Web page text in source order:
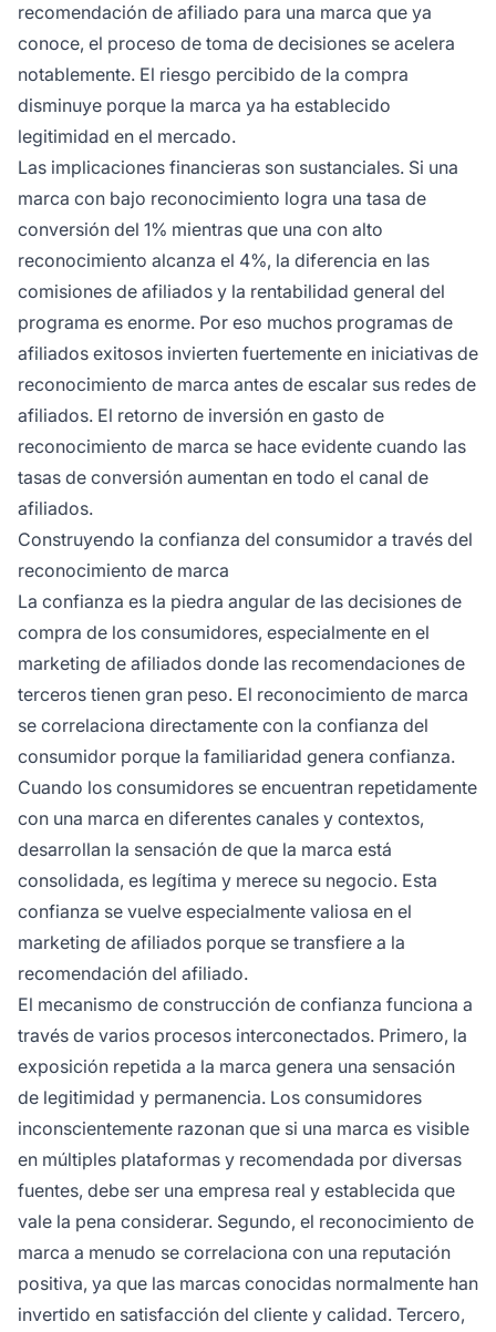
recomendación de afiliado para una marca que ya
conoce, el proceso de toma de decisiones se acelera
notablemente. El riesgo percibido de la compra
disminuye porque la marca ya ha establecido
legitimidad en el mercado.
Las implicaciones financieras son sustanciales. Si una
marca con bajo reconocimiento logra una tasa de
conversión del 1% mientras que una con alto
reconocimiento alcanza el 4%, la diferencia en las
comisiones de afiliados y la rentabilidad general del
programa es enorme. Por eso muchos programas de
afiliados exitosos invierten fuertemente en iniciativas de
reconocimiento de marca antes de escalar sus redes de
afiliados. El retorno de inversión en gasto de
reconocimiento de marca se hace evidente cuando las
tasas de conversión aumentan en todo el canal de
afiliados.
Construyendo la confianza del consumidor a través del
reconocimiento de marca
La confianza es la piedra angular de las decisiones de
compra de los consumidores, especialmente en el
marketing de afiliados donde las recomendaciones de
terceros tienen gran peso. El reconocimiento de marca
se correlaciona directamente con la confianza del
consumidor porque la familiaridad genera confianza.
Cuando los consumidores se encuentran repetidamente
con una marca en diferentes canales y contextos,
desarrollan la sensación de que la marca está
consolidada, es legítima y merece su negocio. Esta
confianza se vuelve especialmente valiosa en el
marketing de afiliados porque se transfiere a la
recomendación del afiliado.
El mecanismo de construcción de confianza funciona a
través de varios procesos interconectados. Primero, la
exposición repetida a la marca genera una sensación
de legitimidad y permanencia. Los consumidores
inconscientemente razonan que si una marca es visible
en múltiples plataformas y recomendada por diversas
fuentes, debe ser una empresa real y establecida que
vale la pena considerar. Segundo, el reconocimiento de
marca a menudo se correlaciona con una reputación
positiva, ya que las marcas conocidas normalmente han
invertido en satisfacción del cliente y calidad. Tercero,